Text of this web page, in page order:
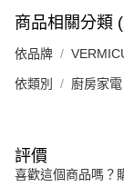
商品相關分類
依品牌
依類別 廚房家電
評價
喜歡這個商品嗎？